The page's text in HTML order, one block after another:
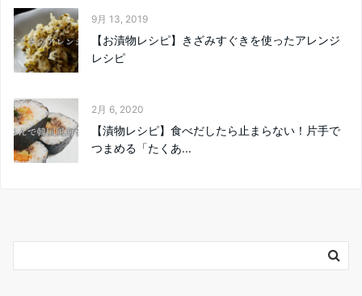
9月 13, 2019
【お漬物レシピ】きざみすぐきを使ったアレンジ
レシピ
2月 6, 2020
【漬物レシピ】食べだしたら止まらない！片手で
つまめる「たくあ...